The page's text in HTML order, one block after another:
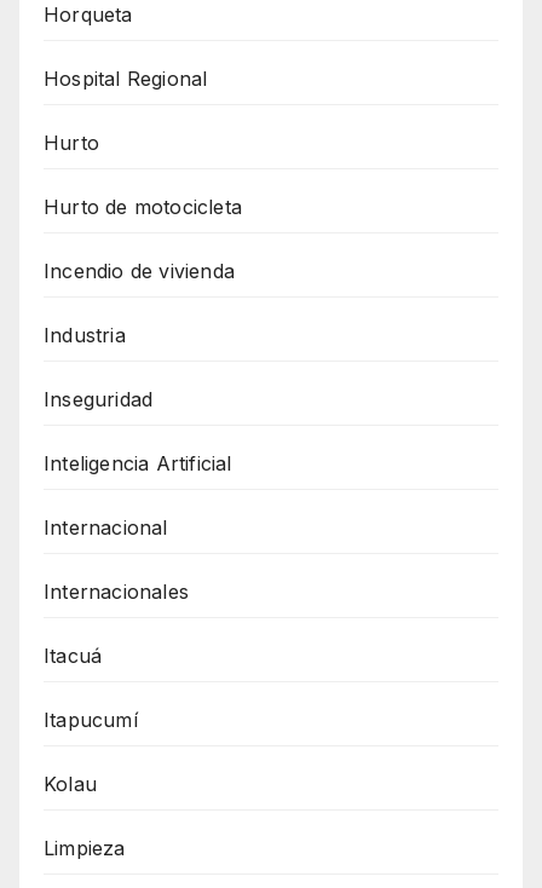
Horqueta
Hospital Regional
Hurto
Hurto de motocicleta
Incendio de vivienda
Industria
Inseguridad
Inteligencia Artificial
Internacional
Internacionales
Itacuá
Itapucumí
Kolau
Limpieza